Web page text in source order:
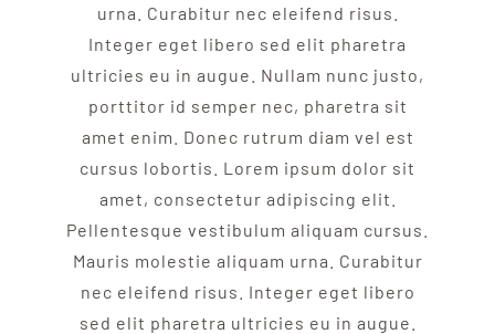
urna. Curabitur nec eleifend risus.
Integer eget libero sed elit pharetra
ultricies eu in augue. Nullam nunc justo,
porttitor id semper nec, pharetra sit
amet enim. Donec rutrum diam vel est
cursus lobortis. Lorem ipsum dolor sit
amet, consectetur adipiscing elit.
Pellentesque vestibulum aliquam cursus.
Mauris molestie aliquam urna. Curabitur
nec eleifend risus. Integer eget libero
sed elit pharetra ultricies eu in augue.